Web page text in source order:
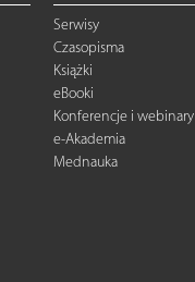
Serwisy
Czasopisma
Książki
eBooki
Konferencje i webinary
e-Akademia
Mednauka